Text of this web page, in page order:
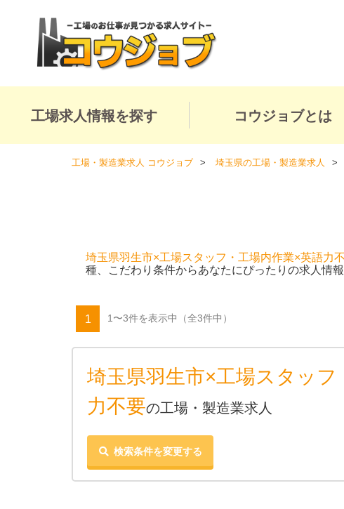
工場求人情報を探す コウジョブとは
工場・製造業求人 コウジョブ 埼玉県の工場・製造業求人
埼玉県羽生市×工場スタッフ・工場内作業×英語力
種、こだわり条件からあなたにぴったりの求人情
1 1〜3件を表示中 （全3件中）
埼玉県羽生市×工場スタッフ
力不要の工場・製造業求人
検索条件を変更する